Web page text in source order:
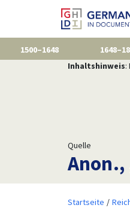
1500–1648
Inhaltshinweis:
Quelle
Startseite